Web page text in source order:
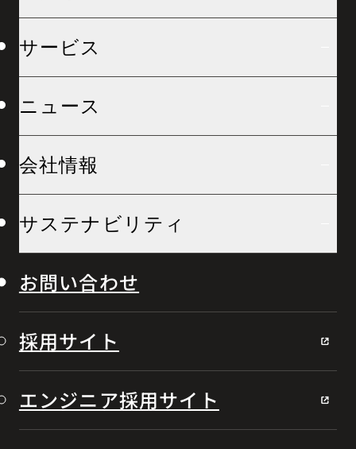
サービス
ニュース
会社情報
サステナビリティ
お問い合わせ
採用サイト
エンジニア採用サイト